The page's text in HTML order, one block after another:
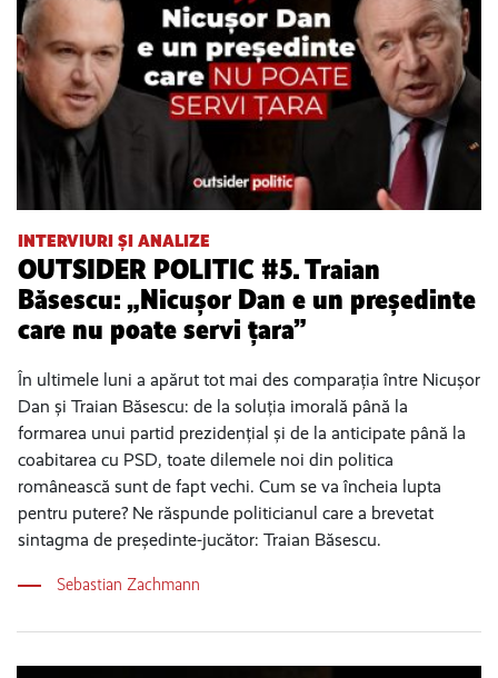
INTERVIURI ȘI ANALIZE
OUTSIDER POLITIC #5. Traian
Băsescu: „Nicușor Dan e un președinte
care nu poate servi țara”
În ultimele luni a apărut tot mai des comparația între Nicușor
Dan și Traian Băsescu: de la soluția imorală până la
formarea unui partid prezidențial și de la anticipate până la
coabitarea cu PSD, toate dilemele noi din politica
românească sunt de fapt vechi. Cum se va încheia lupta
pentru putere? Ne răspunde politicianul care a brevetat
sintagma de președinte-jucător: Traian Băsescu.
Sebastian Zachmann